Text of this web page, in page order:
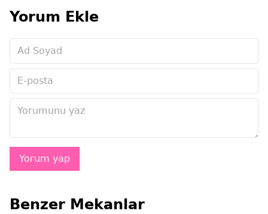
Yorum Ekle
Benzer Mekanlar